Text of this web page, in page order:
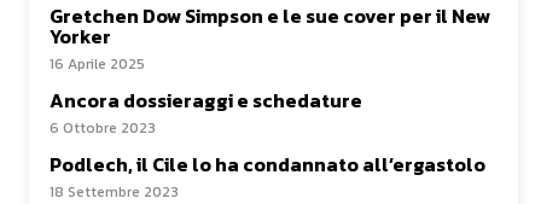
Gretchen Dow Simpson e le sue cover per il New
Yorker
16 Aprile 2025
Ancora dossieraggi e schedature
6 Ottobre 2023
Podlech, il Cile lo ha condannato all’ergastolo
18 Settembre 2023